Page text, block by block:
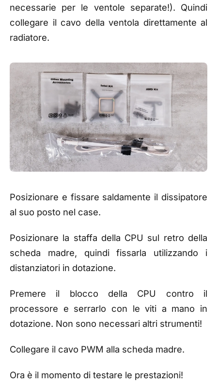
necessarie per le ventole separate!). Quindi
collegare il cavo della ventola direttamente al
radiatore.
Posizionare e fissare saldamente il dissipatore
al suo posto nel case.
Posizionare la staffa della CPU sul retro della
scheda madre, quindi fissarla utilizzando i
distanziatori in dotazione.
Premere il blocco della CPU contro il
processore e serrarlo con le viti a mano in
dotazione. Non sono necessari altri strumenti!
Collegare il cavo PWM alla scheda madre.
Ora è il momento di testare le prestazioni!